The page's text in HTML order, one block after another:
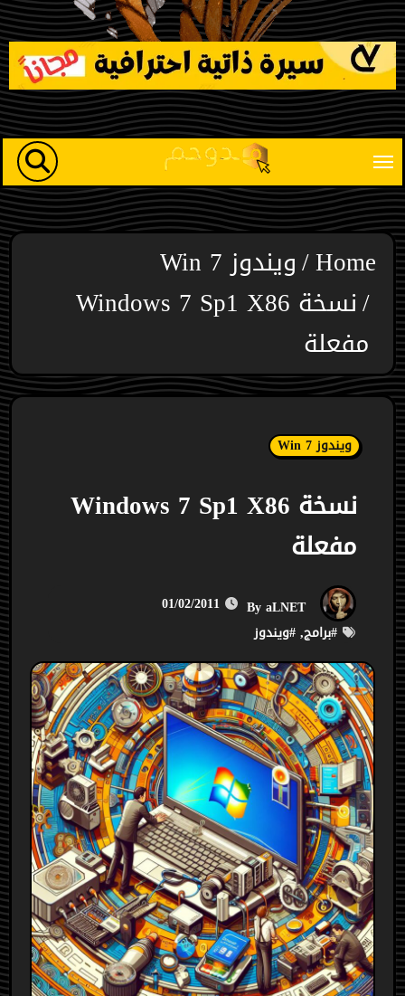
Skip
to
content
Home ويندوز Win 7
نسخة Windows 7 Sp1 X86
مفعلة
ويندوز Win 7
نسخة Windows 7 Sp1 X86
مفعلة
aLNET
01/02/2011
#برامج, #ويندوز